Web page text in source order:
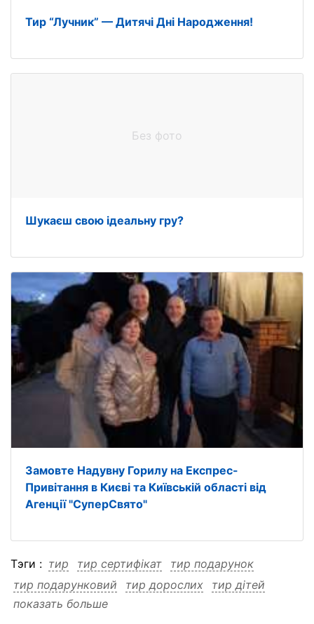
Тир “Лучник” — Дитячі Дні Народження!
Без фото
Шукаєш свою ідеальну гру?
Замовте Надувну Горилу на Експрес-
Привітання в Києві та Київській області від
Агенції "СуперСвято"
Тэги : тир тир сертифікат
тир подарунок
тир подарунковий
тир дорослих
тир дітей
тир ідеальний
тир «лучник»
показать больше